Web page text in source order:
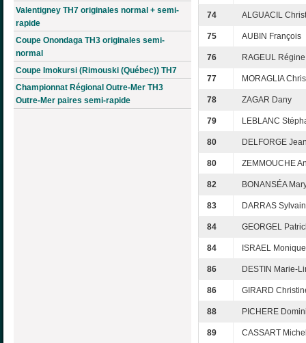
Valentigney TH7 originales normal + semi-
rapide
Coupe Onondaga TH3 originales semi-
normal
Coupe Imokursi (Rimouski (Québec)) TH7
Championnat Régional Outre-Mer TH3
Outre-Mer paires semi-rapide
74 ALGUACIL
75 AUBIN François
76 RAGEUL Régine
77 MORAGLIA
78 ZAGAR Dany
79 LEBLANC
80 DELFORGE
80 ZEMMOUCHE
82 BONANSÉA
83 DARRAS
84 GEORGEL
84 ISRAEL Monique
86 DESTIN Marie-
86 GIRARD
88 PICHERE
89 CASSART